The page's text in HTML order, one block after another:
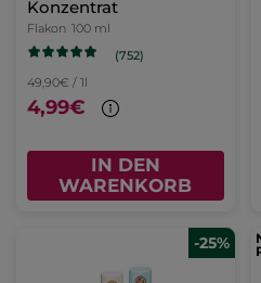
Konzentrat
Flakon 100 ml
(752)
49,90€ / 1l
4,99€
IN DEN
WARENKORB
-25%